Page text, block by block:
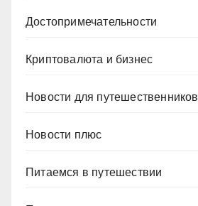
Достопримечательности
Криптовалюта и бизнес
Новости для путешественников
Новости плюс
Питаемся в путешествии